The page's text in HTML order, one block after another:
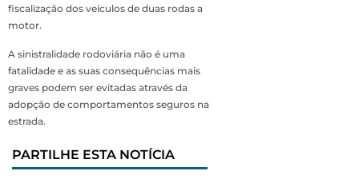
fiscalização dos veículos de duas rodas a
motor.
A sinistralidade rodoviária não é uma
fatalidade e as suas consequências mais
graves podem ser evitadas através da
adopção de comportamentos seguros na
estrada.
PARTILHE ESTA NOTÍCIA